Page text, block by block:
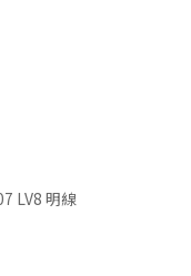
LV8 明線